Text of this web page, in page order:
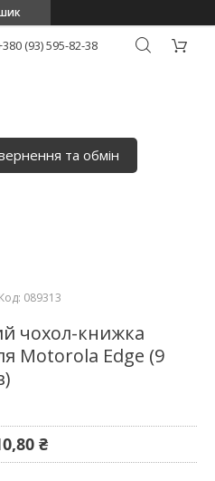
(93) 595-82-38
та обмін
Код: 089313
чохол-книжка
Motorola Edge (9
₴